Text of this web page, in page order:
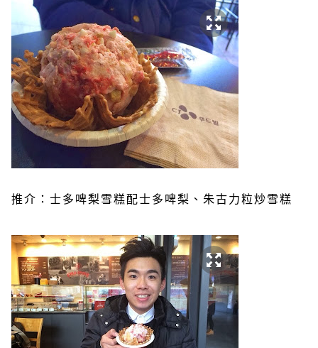
推介：士多啤梨雪糕配士多啤梨、朱古力粒炒雪糕